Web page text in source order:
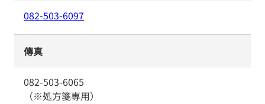
082-503-6097
傳真
082-503-6065
（※処方箋専用）